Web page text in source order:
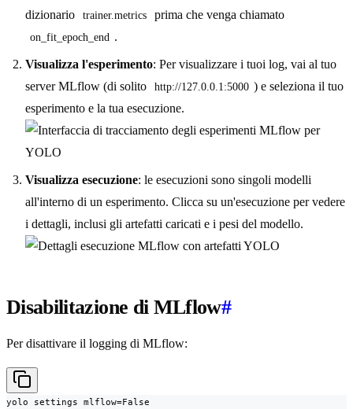
dizionario
trainer.metrics prima che venga chiamato
on_fit_epoch_end .
Visualizza l'esperimento: Per visualizzare i tuoi log, vai al tuo
server MLflow (di solito
http://127.0.0.1:5000 ) e seleziona il tuo
esperimento e la tua esecuzione.
Visualizza esecuzione: le esecuzioni sono singoli modelli
all'interno di un esperimento. Clicca su un'esecuzione per vedere
i dettagli, inclusi gli artefatti caricati e i pesi del modello.
Disabilitazione di MLflow#
Per disattivare il logging di MLflow:
yolo settings mlflow=False